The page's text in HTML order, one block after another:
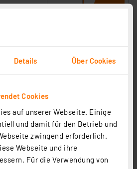
Details Über Cookies
Cookies
auf unserer Webseite. Einige
und damit für den Betrieb und
zwingend erforderlich.
Webseite und ihre
Für die Verwendung von
Filament, EEK A, 3,8 W, 806 lm,